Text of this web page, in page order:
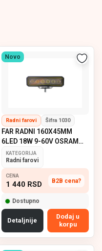
Novo
Radni farovi Šifra 1030
FAR RADNI 160X45MM
6LED 18W 9-60V OSRAM
EMARK
KATEGORIJA
Radni farovi
CENA
1 440 RSD B2B cena?
Dostupno
Detaljnije
Dodaj u
korpu